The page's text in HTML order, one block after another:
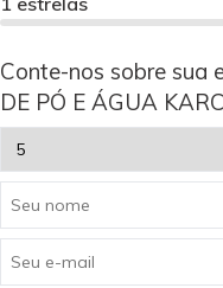
Conte-nos sobre sua
DE PÓ E ÁGUA